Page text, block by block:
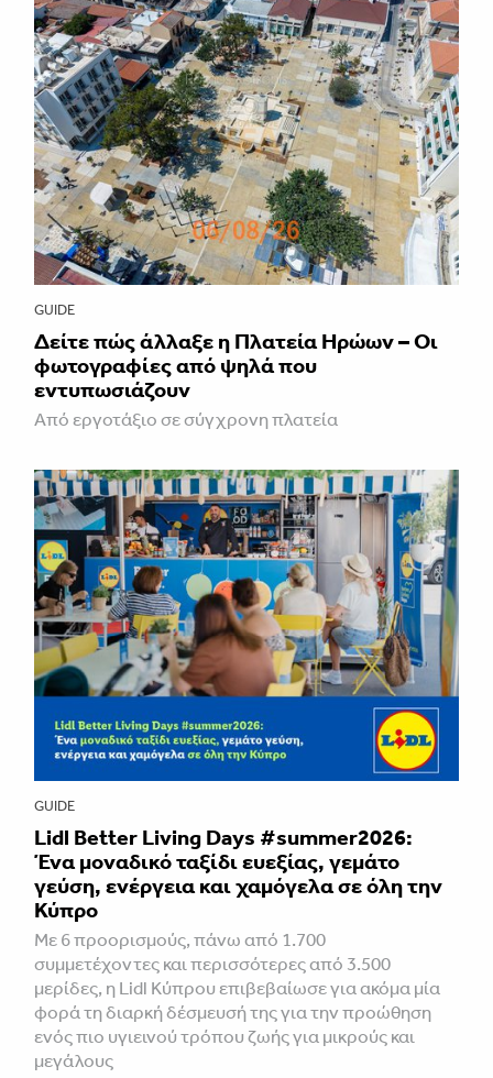
GUIDE
Δείτε πώς άλλαξε η Πλατεία Ηρώων – Οι
φωτογραφίες από ψηλά που
εντυπωσιάζουν
Από εργοτάξιο σε σύγχρονη πλατεία
GUIDE
Lidl Better Living Days #summer2026:
Ένα μοναδικό ταξίδι ευεξίας, γεμάτο
γεύση, ενέργεια και χαμόγελα σε όλη την
Κύπρο
Με 6 προορισμούς, πάνω από 1.700
συμμετέχοντες και περισσότερες από 3.500
μερίδες, η Lidl Κύπρου επιβεβαίωσε για ακόμα μία
φορά τη διαρκή δέσμευσή της για την προώθηση
ενός πιο υγιεινού τρόπου ζωής για μικρούς και
μεγάλους